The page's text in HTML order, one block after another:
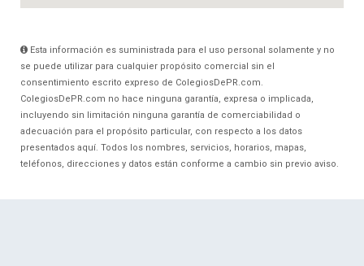
Esta información es suministrada para el uso personal solamente y no
se puede utilizar para cualquier propósito comercial sin el
consentimiento escrito expreso de ColegiosDePR.com.
ColegiosDePR.com no hace ninguna garantía, expresa o implicada,
incluyendo sin limitación ninguna garantía de comerciabilidad o
adecuación para el propósito particular, con respecto a los datos
presentados aquí. Todos los nombres, servicios, horarios, mapas,
teléfonos, direcciones y datos están conforme a cambio sin previo aviso.